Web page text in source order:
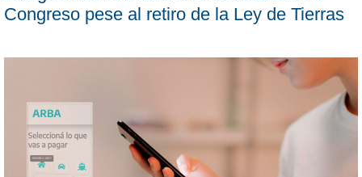
Congreso pese al retiro de la Ley de Tierras